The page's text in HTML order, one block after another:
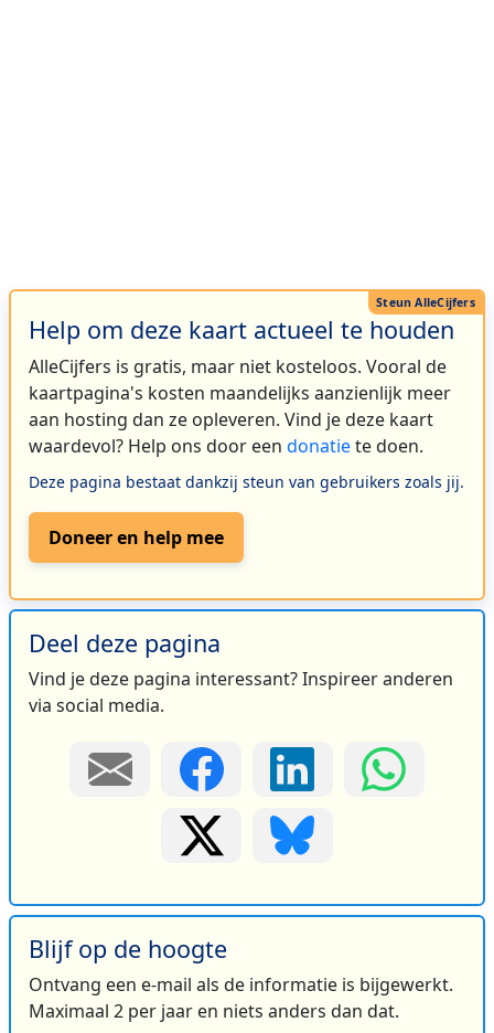
Help om deze kaart actueel te houden
AlleCijfers is gratis, maar niet kosteloos. Vooral de
kaartpagina's kosten maandelijks aanzienlijk meer
aan hosting dan ze opleveren. Vind je deze kaart
waardevol? Help ons door een donatiete doen.
Deze pagina bestaat dankzij steun van gebruikers zoals jij.
Doneer en help mee
Deel deze pagina
Vind je deze pagina interessant? Inspireer anderen
via social media.
Blijf op de hoogte
Ontvang een e-mail als de informatie is bijgewerkt.
Maximaal 2 per jaar en niets anders dan dat.